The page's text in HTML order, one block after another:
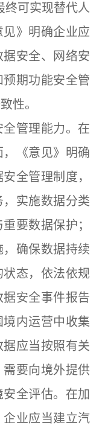
终可实现替代人
》明确企业应
安全、网络安
期功能安全管
性。
管理能力。在
《意见》明确
全管理制度，
实施数据分类
要数据保护；
确保数据持续
态，依法依规
安全事件报告
内运营中收集
应当按照有关
要向境外提供
全评估。在加
业应当建立汽